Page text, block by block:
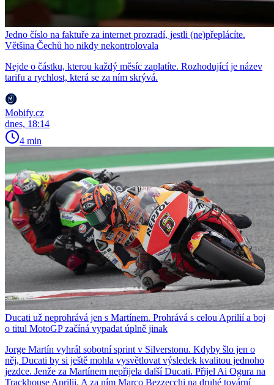
Jedno číslo na faktuře za internet prozradí, jestli (ne)přeplácíte.
Většina Čechů ho nikdy nekontrolovala
Nejde o částku, kterou každý měsíc zaplatíte. Rozhodující je název
tarifu a rychlost, která se za ním skrývá.
Mobify.cz
dnes, 18:14
4 min
Ducati už neprohrává jen s Martínem. Prohrává s celou Aprilií a boj
o titul MotoGP začíná vypadat úplně jinak
Jorge Martín vyhrál sobotní sprint v Silverstonu. Kdyby šlo jen o
něj, Ducati by si ještě mohla vysvětlovat výsledek kvalitou jednoho
jezdce. Jenže za Martínem nepřijela další Ducati. Přijel Ai Ogura na
Trackhouse Aprilii. A za ním Marco Bezzecchi na druhé tovární